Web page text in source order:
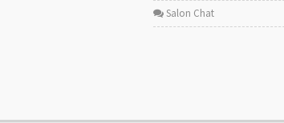
Salon Chat